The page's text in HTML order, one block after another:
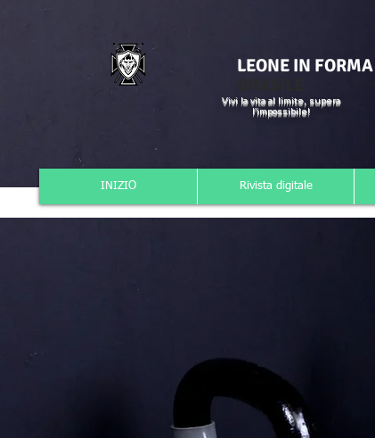
LEONE IN FORMA
Vivi la vita al limite, supera
l'impossibile!
INIZIO Rivista digitale